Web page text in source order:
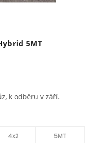
5MT
k odběru v září.
4x2 5MT